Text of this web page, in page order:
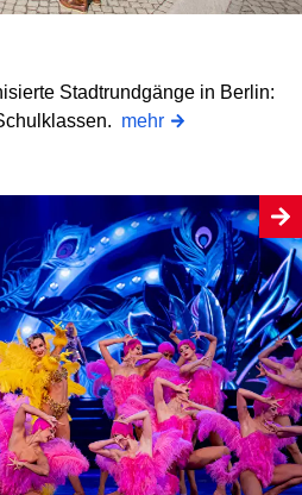
Stadtrundgänge in Berlin:
mehr